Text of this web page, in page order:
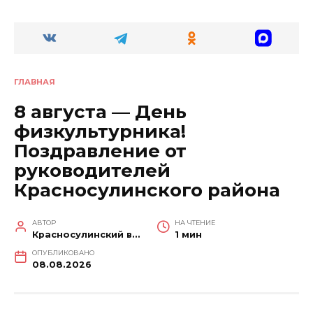
ГЛАВНАЯ
8 августа — День
физкультурника!
Поздравление от
руководителей
Красносулинского района
АВТОР
Красносулинский вестник
НА ЧТЕНИЕ
1 мин
ОПУБЛИКОВАНО
08.08.2026